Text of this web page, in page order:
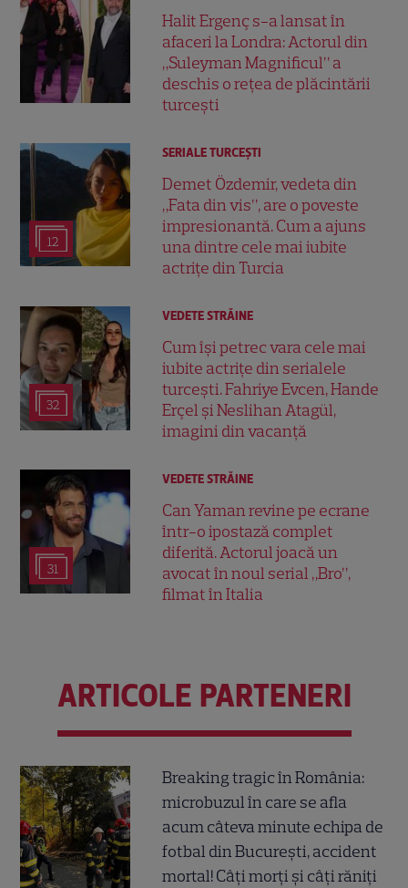
Halit Ergenç s-a lansat în
afaceri la Londra: Actorul din
„Suleyman Magnificul” a
deschis o rețea de plăcintării
turcești
12
SERIALE TURCEŞTI
Demet Özdemir, vedeta din
„Fata din vis”, are o poveste
impresionantă. Cum a ajuns
una dintre cele mai iubite
actrițe din Turcia
32
VEDETE STRĂINE
Cum își petrec vara cele mai
iubite actrițe din serialele
turcești. Fahriye Evcen, Hande
Erçel și Neslihan Atagül,
imagini din vacanță
31
VEDETE STRĂINE
Can Yaman revine pe ecrane
într-o ipostază complet
diferită. Actorul joacă un
avocat în noul serial „Bro”,
filmat în Italia
ARTICOLE PARTENERI
Breaking tragic în România:
microbuzul în care se afla
acum câteva minute echipa de
fotbal din București, accident
mortal! Câți morți și câți răniți